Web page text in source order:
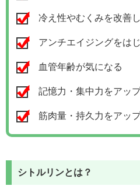
冷え性やむくみを改善
アンチエイジングをは
血管年齢が気になる
記憶力・集中力をアッ
筋肉量・持久力をアッ
シトルリンとは？